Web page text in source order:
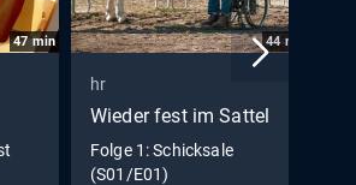
47min 44 min
hr
Wieder fest im Sattel
Folge 1: Schicksale
(S01/E01)